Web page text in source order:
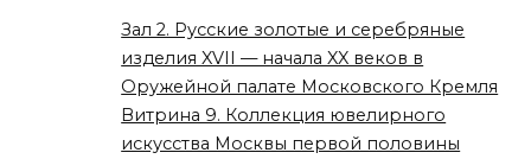
Зал 2. Русские золотые и серебряные
изделия XVII — начала XX веков в
Оружейной палате Московского Кремля
Витрина 9. Коллекция ювелирного
искусства Москвы первой половины